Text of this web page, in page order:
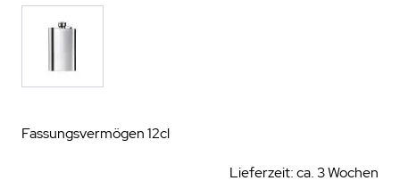
Fassungsvermögen 12cl
Lieferzeit: ca. 3 Wochen